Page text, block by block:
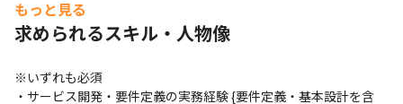
当社自体、反社会的勢力との関係は一切ありませんし、違法行為
も一切していません。
業界改革として当社外で本業界に残る、悪しき経営やマイナスイ
もし懸念点や不安点がありましたら遠慮なく面談時にご相談くだ
もっと見る
求められるスキル・人物像
※いずれも必須
・サービス開発・要件定義の実務経験 {要件定義・基本設計を含